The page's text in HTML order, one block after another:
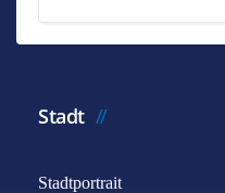
Stadt
Stadtportrait